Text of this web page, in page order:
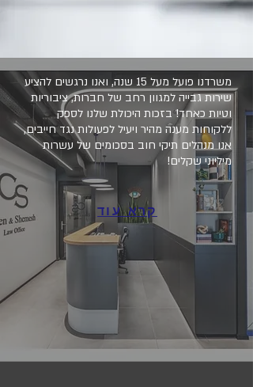
משרדנו פועל מעל 15 שנה, ואנו נרגשים להציע
שירות גבייה למגוון רחב של חברות, ציבוריות
וטיות כאחד! בזכות היכולת שלנו לספק
ללקוחות מענה מהיר ויעיל לפעולות נגד חייבים,
אנו מנהלים תיקי חוב בסכומים של עשרות
מיליוני שקלים!
קרא עוד